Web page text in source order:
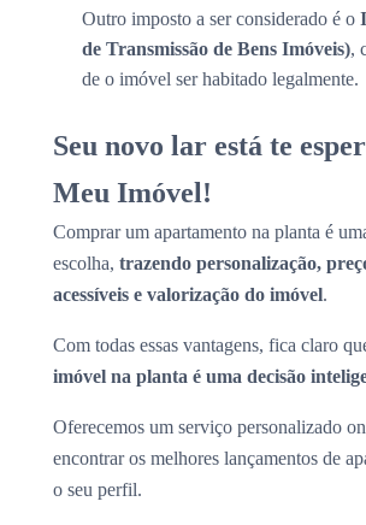
Outro imposto a ser considerado é o
de Transmissão de Bens Imóveis),
de o imóvel ser habitado legalmente.
Seu novo lar está te
Meu Imóvel!
Comprar um apartamento na planta é
escolha, trazendo personalização,
acessíveis e valorização do imóvel.
Com todas essas vantagens, fica claro
imóvel na planta é uma decisão
Oferecemos um serviço personalizado
encontrar os melhores lançamentos de
o seu perfil.